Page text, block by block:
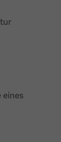
eines